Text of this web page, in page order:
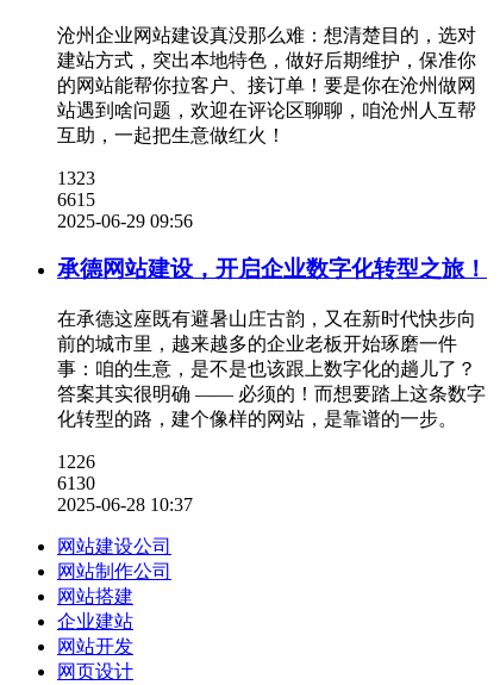
沧州企业网站建设真没那么难：想清楚目的，选对
建站方式，突出本地特色，做好后期维护，保准你
的网站能帮你拉客户、接订单！要是你在沧州做网
站遇到啥问题，欢迎在评论区聊聊，咱沧州人互帮
互助，一起把生意做红火！
1323
6615
2025-06-29 09:56
承德网站建设，开启企业数字化转型之旅！
在承德这座既有避暑山庄古韵，又在新时代快步向
前的城市里，越来越多的企业老板开始琢磨一件
事：咱的生意，是不是也该跟上数字化的趟儿了？
答案其实很明确 —— 必须的！而想要踏上这条数字
化转型的路，建个像样的网站，是靠谱的一步。
1226
6130
2025-06-28 10:37
网站建设公司
网站制作公司
网站搭建
企业建站
网站开发
网页设计